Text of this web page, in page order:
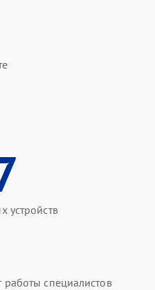
устройств
специалистов